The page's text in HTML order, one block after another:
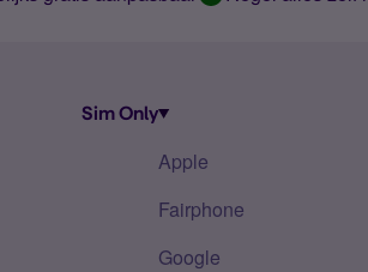
Sim Only
Apple
Fairphone
Google